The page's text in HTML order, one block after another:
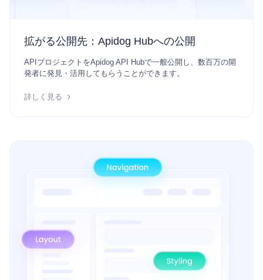
拡がる公開先：Apidog Hubへの公開
APIプロジェクトをApidog API Hubで一般公開し、数百万の開
発者に発見・活用してもらうことができます。
詳しく見る